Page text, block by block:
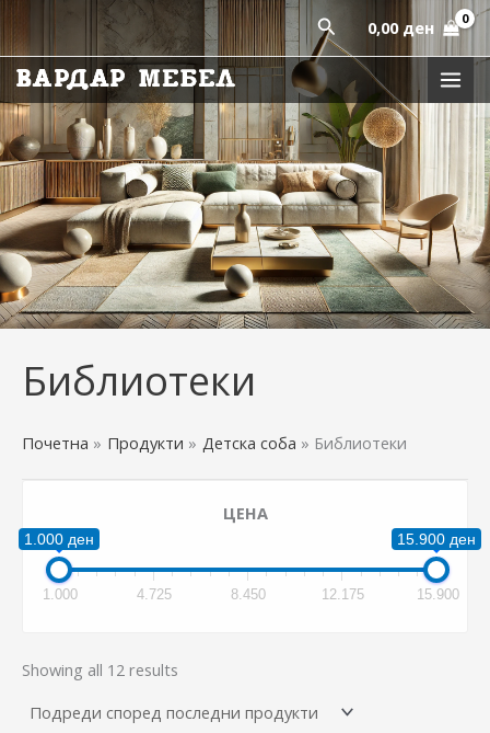
to
content
Пребарај
0,00 ден
Библиотеки
Почетна Продукти Детска соба Библиотеки
1.000 ден 15.900 ден
1.000 4.725 8.450 12.175 15.900
Showing all 12 results
Sorted
by
latest